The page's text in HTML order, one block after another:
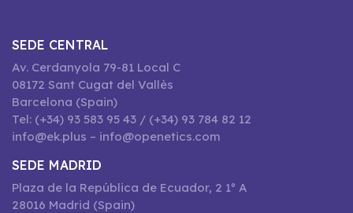
SEDE CENTRAL
Av. Cerdanyola 79-81 Local C
08172 Sant Cugat del Vallès
Barcelona (Spain)
Tel: (+34) 93 583 95 43 / (+34) 93 784 82 12
info@ek.plus – info@openetics.com
SEDE MADRID
Plaza de la República de Ecuador, 2 1º A
28016 Madrid (Spain)